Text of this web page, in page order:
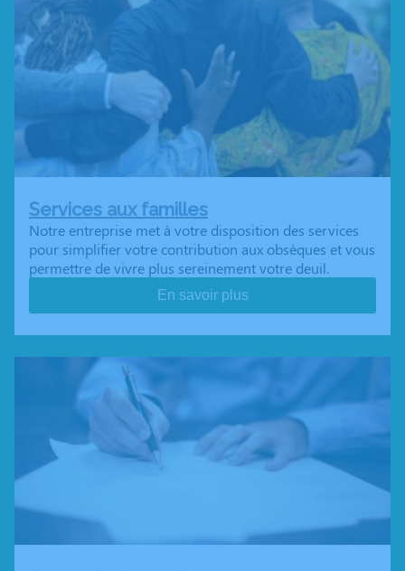
Services aux familles
Notre entreprise met à votre disposition des services
pour simplifier votre contribution aux obsèques et vous
permettre de vivre plus sereinement votre deuil.
En savoir plus